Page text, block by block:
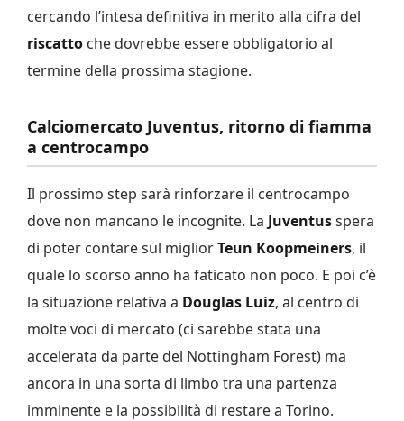
cercando l’intesa definitiva in merito alla cifra del
riscatto che dovrebbe essere obbligatorio al
termine della prossima stagione.
Calciomercato Juventus, ritorno di fiamma
a centrocampo
Il prossimo step sarà rinforzare il centrocampo
dove non mancano le incognite. La Juventusspera
di poter contare sul migliorTeun Koopmeiners, il
quale lo scorso anno ha faticato non poco. E poi c’è
la situazione relativa a Douglas Luiz, al centro di
molte voci di mercato (ci sarebbe stata una
accelerata da parte del Nottingham Forest) ma
ancora in una sorta di limbo tra una partenza
imminente e la possibilità di restare a Torino.